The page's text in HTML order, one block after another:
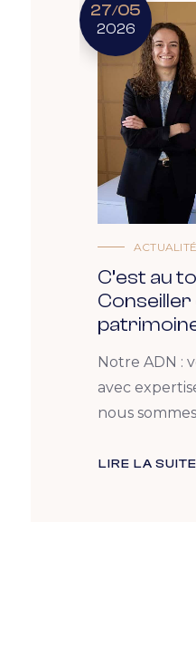
27/05
2026
C’est au
Conseiller
Notre ADN :
avec
nous
LIRE LA SUITE